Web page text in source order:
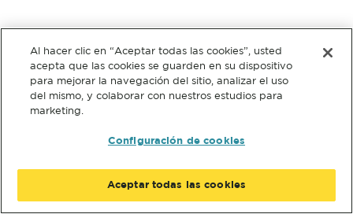
Al hacer clic en “Aceptar todas las cookies”, usted
acepta que las cookies se guarden en su dispositivo
para mejorar la navegación del sitio, analizar el uso
del mismo, y colaborar con nuestros estudios para
marketing.
Configuración de cookies
Aceptar todas las cookies